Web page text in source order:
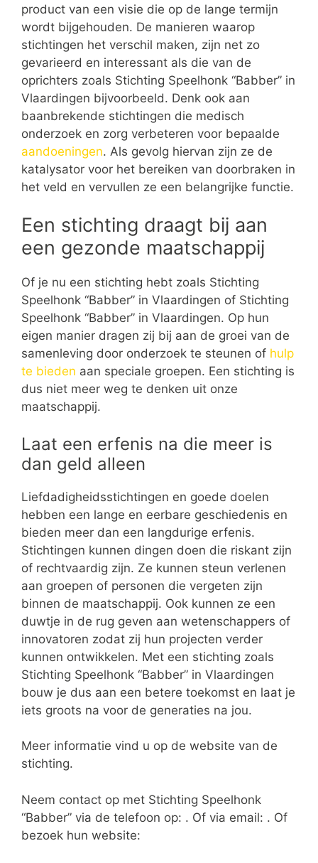
product van een visie die op de lange termijn
wordt bijgehouden. De manieren waarop
stichtingen het verschil maken, zijn net zo
gevarieerd en interessant als die van de
oprichters zoals Stichting Speelhonk “Babber” in
Vlaardingen bijvoorbeeld. Denk ook aan
baanbrekende stichtingen die medisch
onderzoek en zorg verbeteren voor bepaalde
aandoeningen. Als gevolg hiervan zijn ze de
katalysator voor het bereiken van doorbraken in
het veld en vervullen ze een belangrijke functie.
Een stichting draagt bij aan
een gezonde maatschappij
Of je nu een stichting hebt zoals Stichting
Speelhonk “Babber” in Vlaardingen of Stichting
Speelhonk “Babber” in Vlaardingen. Op hun
eigen manier dragen zij bij aan de groei van de
samenleving door onderzoek te steunen of hulp
te bieden aan speciale groepen. Een stichting is
dus niet meer weg te denken uit onze
maatschappij.
Laat een erfenis na die meer is
dan geld alleen
Liefdadigheidsstichtingen en goede doelen
hebben een lange en eerbare geschiedenis en
bieden meer dan een langdurige erfenis.
Stichtingen kunnen dingen doen die riskant zijn
of rechtvaardig zijn. Ze kunnen steun verlenen
aan groepen of personen die vergeten zijn
binnen de maatschappij. Ook kunnen ze een
duwtje in de rug geven aan wetenschappers of
innovatoren zodat zij hun projecten verder
kunnen ontwikkelen. Met een stichting zoals
Stichting Speelhonk “Babber” in Vlaardingen
bouw je dus aan een betere toekomst en laat je
iets groots na voor de generaties na jou.
Meer informatie vind u op de website van de
stichting.
Neem contact op met Stichting Speelhonk
“Babber” via de telefoon op: . Of via email: . Of
bezoek hun website: